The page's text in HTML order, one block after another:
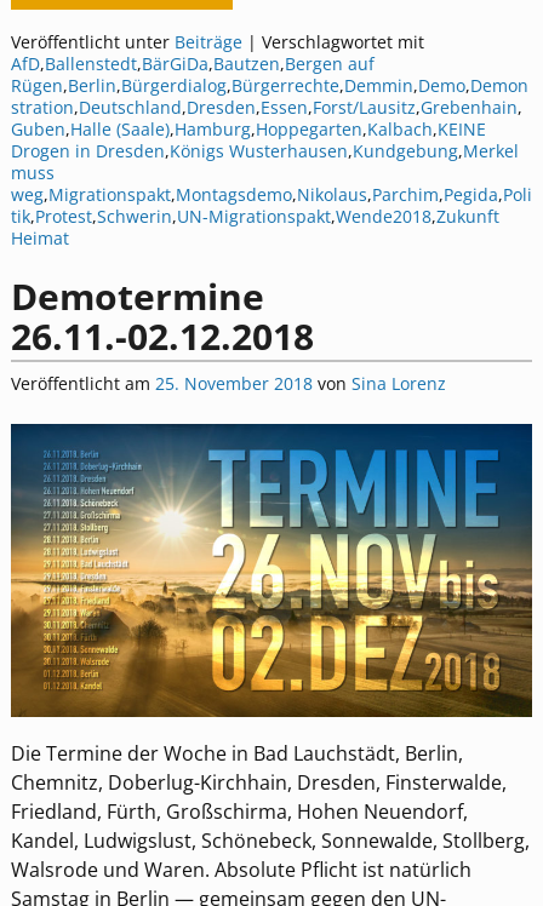
Veröffentlicht unter Beiträge| Verschlagwortet mit
AfD,Ballenstedt,BärGiDa,Bautzen,Bergen auf
Rügen,Berlin,Bürgerdialog,Bürgerrechte,Demmin,Demo,Demon
stration,Deutschland,Dresden,Essen,Forst/Lausitz,Grebenhain,
Guben,Halle (Saale),Hamburg,Hoppegarten,Kalbach,KEINE
Drogen in Dresden,Königs Wusterhausen,Kundgebung,Merkel
muss
weg,Migrationspakt,Montagsdemo,Nikolaus,Parchim,Pegida,Poli
tik,Protest,Schwerin,UN-Migrationspakt,Wende2018,Zukunft
Heimat
Demotermine
26.11.-02.12.2018
Veröffentlicht am 25. November 2018 von Sina Lorenz
Die Termine der Woche in Bad Lauchstädt, Berlin,
Chemnitz, Doberlug-Kirchhain, Dresden, Finsterwalde,
Friedland, Fürth, Großschirma, Hohen Neuendorf,
Kandel, Ludwigslust, Schönebeck, Sonnewalde, Stollberg,
Walsrode und Waren. Absolute Pflicht ist natürlich
Samstag in Berlin — gemeinsam gegen den UN-